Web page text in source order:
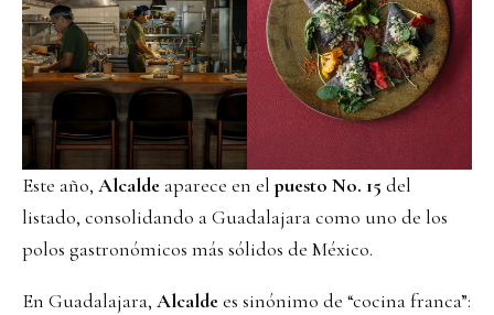
Este año, Alcalde aparece en elpuesto No. 15 del
listado, consolidando a Guadalajara como uno de los
polos gastronómicos más sólidos de México.
En Guadalajara, Alcaldees sinónimo de “cocina franca”: